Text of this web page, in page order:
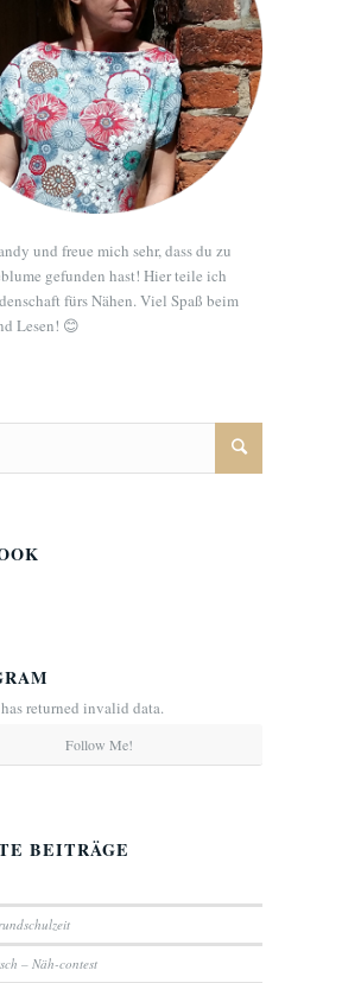
und freue mich sehr, dass du zu
gefunden hast! Hier teile ich
fürs Nähen. Viel Spaß beim
Lesen! 😊
returned invalid data.
Follow Me!
BEITRÄGE
– Näh-contest